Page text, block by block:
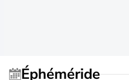
Éphéméride